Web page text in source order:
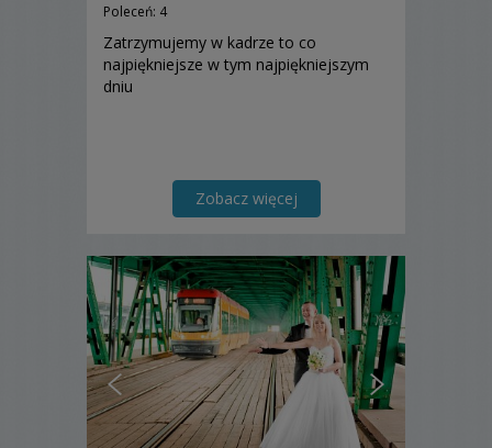
Poleceń: 4
Zatrzymujemy w kadrze to co
najpiękniejsze w tym najpiękniejszym
dniu
Zobacz więcej